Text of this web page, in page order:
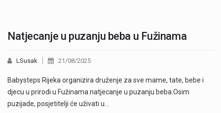
Natjecanje u puzanju beba u Fužinama
LSusak 21/08/2025
Babysteps Rijeka organizira druženje za sve mame, tate, bebe i
djecu u prirodi u Fužinama natjecanje u puzanju beba.Osim
puzijade, posjetitelji će uživati u…